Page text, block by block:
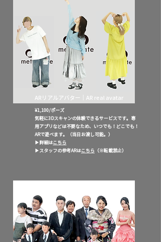
​ARリアルアバター｜AR real avatar
¥1,100/ポーズ
​気軽に3Dスキャンの体験できるサービスです。専
用アプリなどは不要なため、いつでも！どこでも！
ARで遊べます。（当日お渡し可能。）
​▶︎詳細はこちら
▶︎スタッフの参考ARはこちら （※転載禁止）